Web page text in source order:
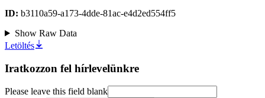
ID: b3110a59-a173-4dde-81ac-e4d2ed554ff5
Show Raw Data
Letöltés
Iratkozzon fel hírlevelünkre
Please leave this field blank